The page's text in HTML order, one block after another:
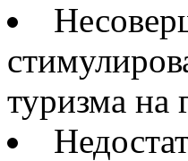
туризма на